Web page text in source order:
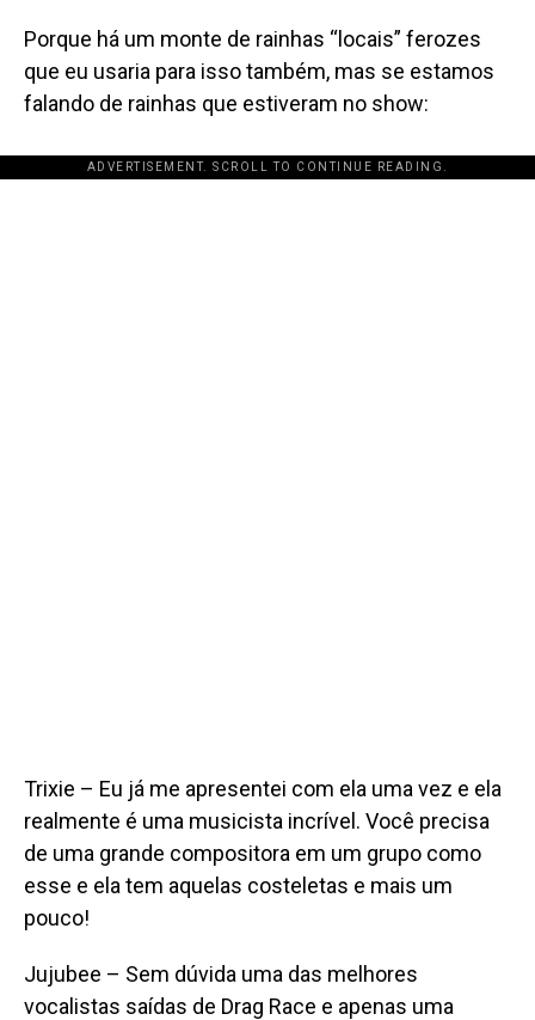
Porque há um monte de rainhas “locais” ferozes
que eu usaria para isso também, mas se estamos
falando de rainhas que estiveram no show:
ADVERTISEMENT. SCROLL TO CONTINUE READING.
Trixie – Eu já me apresentei com ela uma vez e ela
realmente é uma musicista incrível. Você precisa
de uma grande compositora em um grupo como
esse e ela tem aquelas costeletas e mais um
pouco!
Jujubee – Sem dúvida uma das melhores
vocalistas saídas de Drag Race e apenas uma